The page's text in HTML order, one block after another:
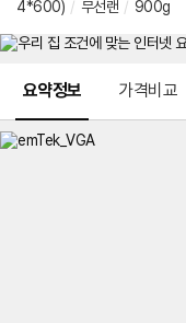
4*600) / 무선랜 / 900g
요약정보 가격비교